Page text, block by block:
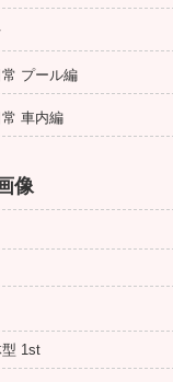
プール編
車内編
像
1st